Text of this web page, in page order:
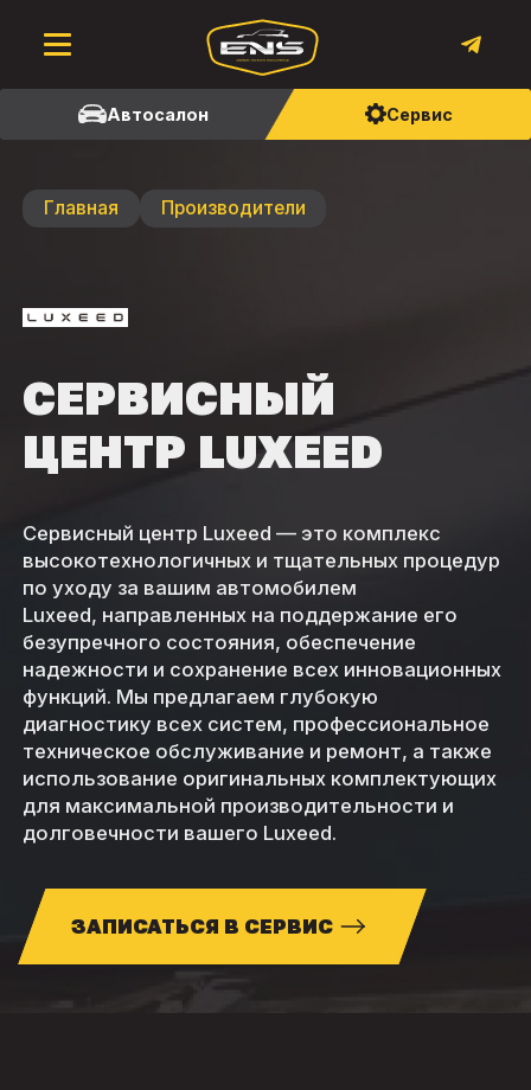
Автосалон Сервис
Главная Производители
СЕРВИСНЫЙ
ЦЕНТР LUXEED
Сервисный центр Luxeed — это комплекс
высокотехнологичных и тщательных процедур
по уходу за вашим автомобилем
Luxeed, направленных на поддержание его
безупречного состояния, обеспечение
надежности и сохранение всех инновационных
функций. Мы предлагаем глубокую
диагностику всех систем, профессиональное
техническое обслуживание и ремонт, а также
использование оригинальных комплектующих
для максимальной производительности и
долговечности вашего Luxeed.
ЗАПИСАТЬСЯ В СЕРВИС